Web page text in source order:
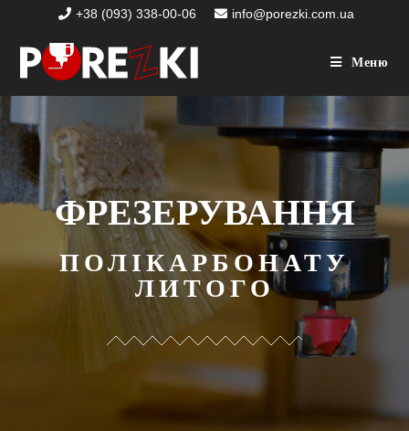
+38 (093) 338-00-06 info@porezki.com.ua
Меню
ФРЕЗЕРУВАННЯ
ПОЛІКАРБОНАТУ
ЛИТОГО